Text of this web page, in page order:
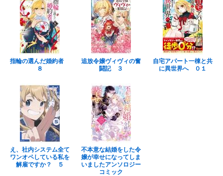
指輪の選んだ婚約者
８
追放令嬢ヴィヴィの奮
闘記 ３
自宅アパート一棟と共
に異世界へ ０１
え、社内システム全て
ワンオペしている私を
解雇ですか？ ５
不本意な結婚をした令
嬢が幸せになってしま
いましたアンソロジー
コミック